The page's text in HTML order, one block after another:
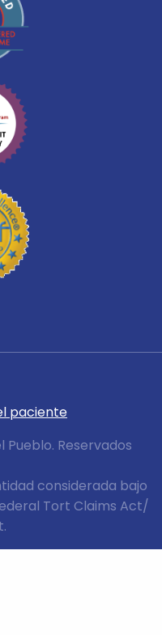
paciente
Reservados
considerada bajo
Tort Claims Act/